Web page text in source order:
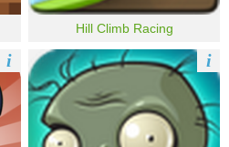
Hill Climb Racing
i i